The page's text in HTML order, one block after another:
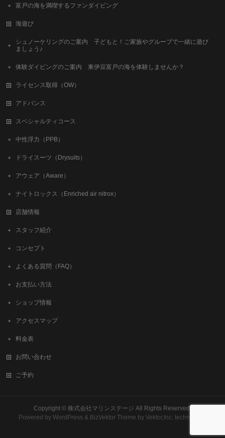
富戸の海を満喫するファンダイビング
海遊び
シュノーケリングのご案内 子どもと！ご家族やグループで一緒に遊び
ましょう♪
体験ダイビングのご案内 東伊豆富戸の海を体験しませんか？
ライセンス取得（OW）
アドバンス
スペシャルティコース
中性浮力（PPB）
ドライスーツ（Drysuits）
アウェア（Aware）
ナイトロックス（Enriched air nitrox）
店舗情報
スタッフ紹介
コンセプト
よくある質問（FAQ）
お支払い方法
ショップ情報
アクセスマップ
料金表
お問い合わせ
ご予約
Copyright © 株式会社マリンステージ All Rights Reserved.
Powered byWordPress & BizVektor Theme byVektor,Inc. technology.